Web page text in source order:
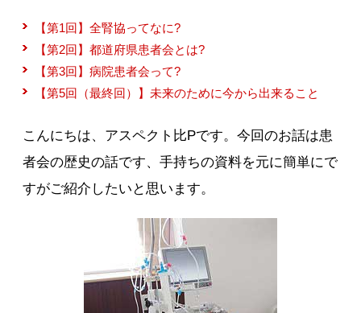
【第1回】全腎協ってなに?
【第2回】都道府県患者会とは?
【第3回】病院患者会って?
【第5回（最終回）】未来のために今から出来ること
こんにちは、アスペクト比Pです。今回のお話は患
者会の歴史の話です、手持ちの資料を元に簡単にで
すがご紹介したいと思います。